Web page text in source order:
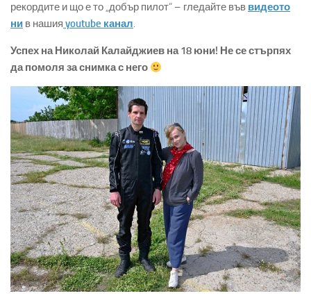
рекордите и що е то „добър пилот“ – гледайте във видеото
ни в нашия youtube канал.
Успех на Николай Калайджиев на 18 юни! Не се стърпях
да помоля за снимка с него